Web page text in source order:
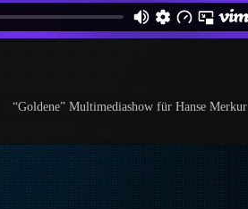
“Goldene” Multimediashow für Hanse Merkur